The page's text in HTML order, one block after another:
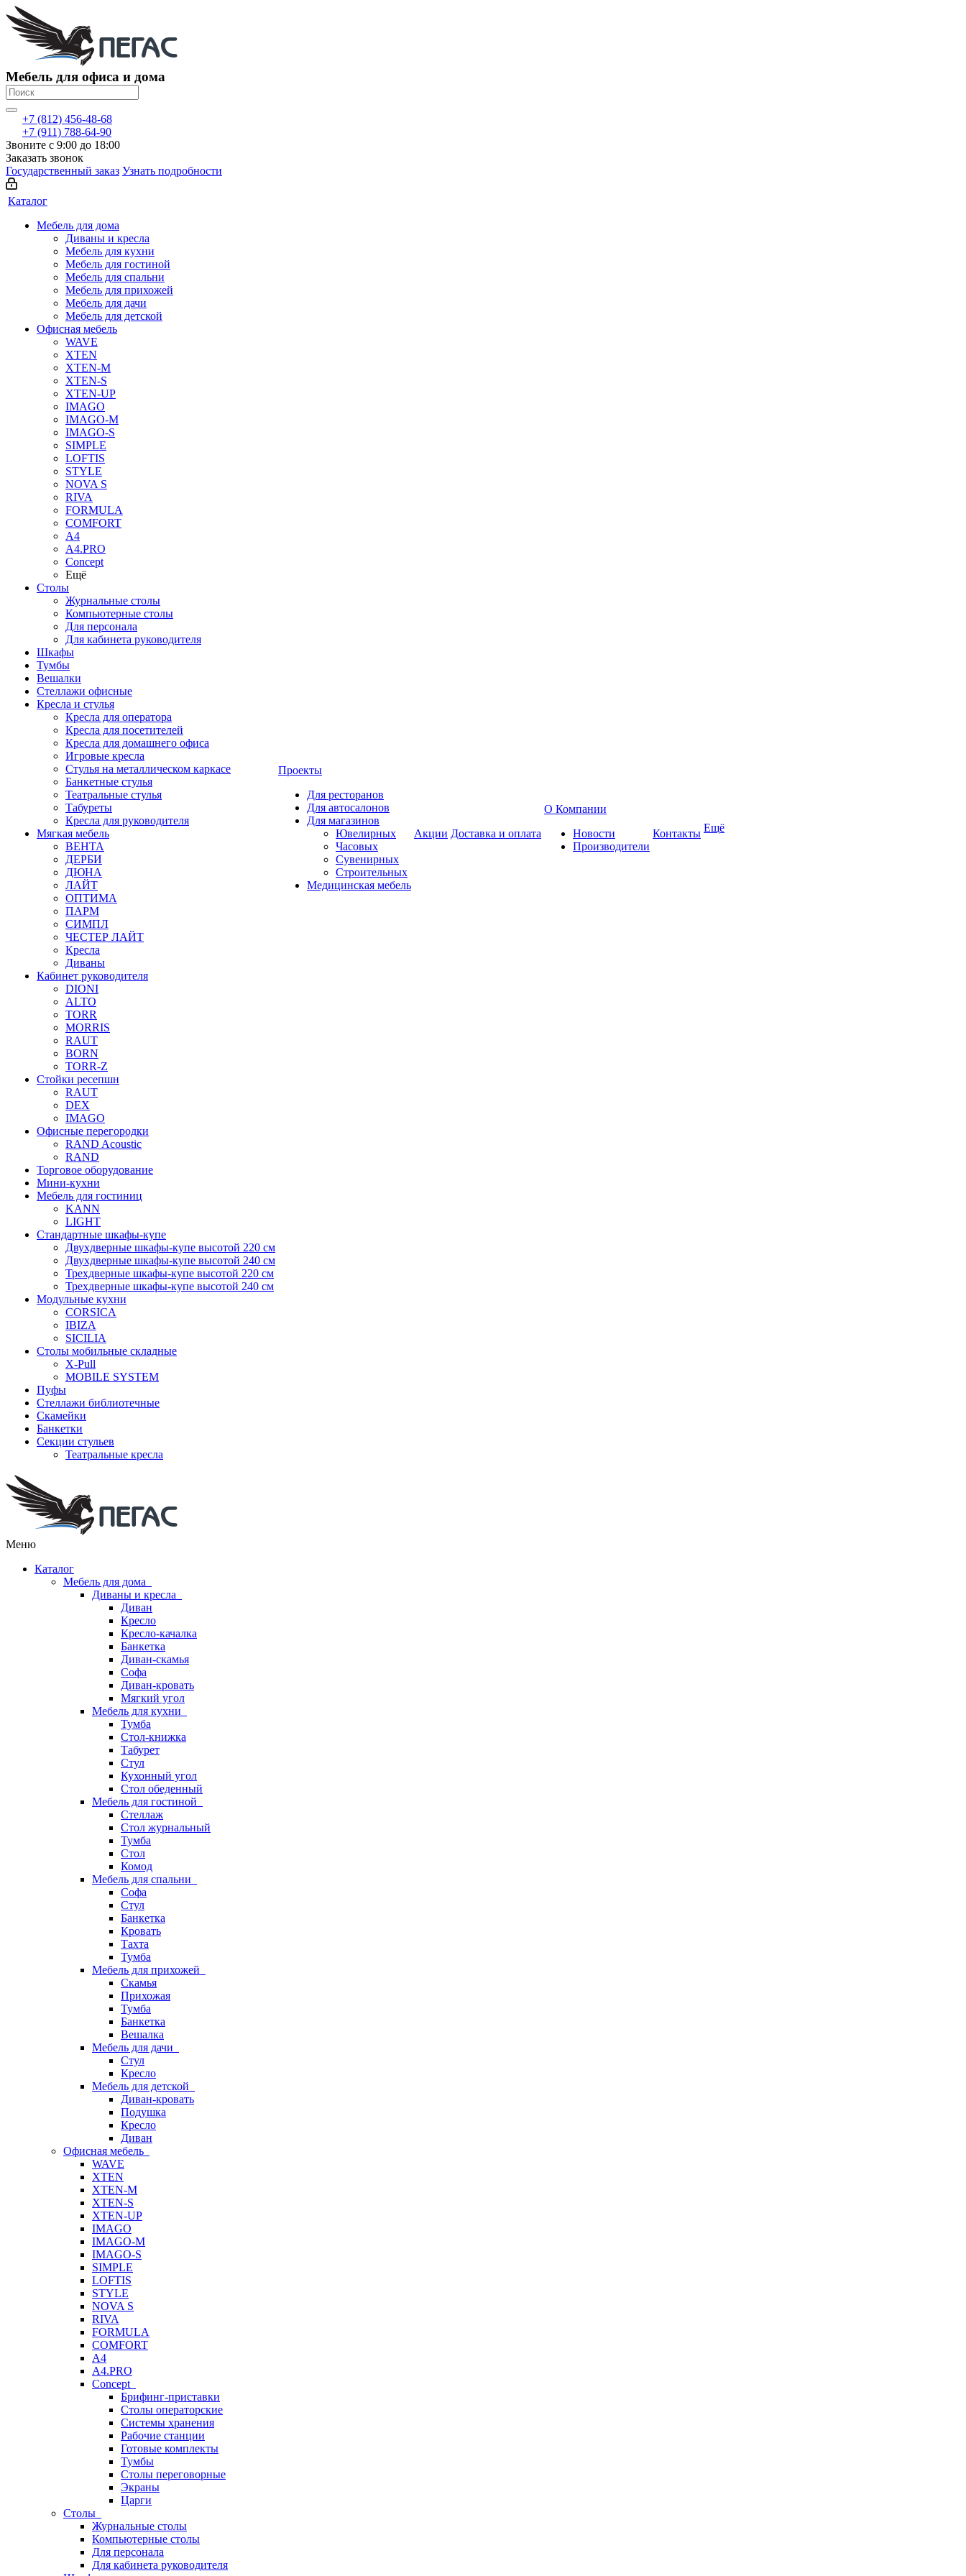
Мебель для офиса и дома
+7 (812) 456-48-68
+7 (911) 788-64-90
Звоните с 9:00 до 18:00
Заказать звонок
Государственный заказ Узнать подробности
Каталог
Мебель для дома
Диваны и кресла
Мебель для кухни
Мебель для гостиной
Мебель для спальни
Мебель для прихожей
Мебель для дачи
Мебель для детской
Офисная мебель
WAVE
XTEN
XTEN-M
XTEN-S
XTEN-UP
IMAGO
IMAGO-M
IMAGO-S
SIMPLE
LOFTIS
STYLE
NOVA S
RIVA
FORMULA
COMFORT
A4
A4.PRO
Concept
Ещё
Столы
Журнальные столы
Компьютерные столы
Для персонала
Для кабинета руководителя
Шкафы
Тумбы
Вешалки
Стеллажи офисные
Кресла и стулья
Кресла для оператора
Кресла для посетителей
Кресла для домашнего офиса
Игровые кресла
Стулья на металлическом каркасе
Банкетные стулья
Театральные стулья
Табуреты
Кресла для руководителя
Мягкая мебель
ВЕНТА
ДЕРБИ
ДЮНА
ЛАЙТ
ОПТИМА
ПАРМ
СИМПЛ
ЧЕСТЕР ЛАЙТ
Кресла
Диваны
Кабинет руководителя
DIONI
ALTO
TORR
MORRIS
RAUT
BORN
TORR-Z
Стойки ресепшн
RAUT
DEX
IMAGO
Офисные перегородки
RAND Acoustic
RAND
Торговое оборудование
Мини-кухни
Мебель для гостиниц
KANN
LIGHT
Стандартные шкафы-купе
Двухдверные шкафы-купе высотой 220 см
Двухдверные шкафы-купе высотой 240 см
Трехдверные шкафы-купе высотой 220 см
Трехдверные шкафы-купе высотой 240 см
Модульные кухни
CORSICA
IBIZA
SICILIA
Столы мобильные складные
X-Pull
MOBILE SYSTEM
Пуфы
Стеллажи библиотечные
Скамейки
Банкетки
Секции стульев
Театральные кресла
Проекты
Для ресторанов
Для автосалонов
Для магазинов
Ювелирных
Часовых
Сувенирных
Строительных
Медицинская мебель
Акции Доставка и оплата
О Компании
Новости
Производители
Контакты Ещё
Меню
Каталог
Мебель для дома
Диваны и кресла
Диван
Кресло
Кресло-качалка
Банкетка
Диван-скамья
Софа
Диван-кровать
Мягкий угол
Мебель для кухни
Тумба
Стол-книжка
Табурет
Стул
Кухонный угол
Стол обеденный
Мебель для гостиной
Стеллаж
Стол журнальный
Тумба
Стол
Комод
Мебель для спальни
Софа
Стул
Банкетка
Кровать
Тахта
Тумба
Мебель для прихожей
Скамья
Прихожая
Тумба
Банкетка
Вешалка
Мебель для дачи
Стул
Кресло
Мебель для детской
Диван-кровать
Подушка
Кресло
Диван
Офисная мебель
WAVE
XTEN
XTEN-M
XTEN-S
XTEN-UP
IMAGO
IMAGO-M
IMAGO-S
SIMPLE
LOFTIS
STYLE
NOVA S
RIVA
FORMULA
COMFORT
A4
A4.PRO
Concept
Брифинг-приставки
Столы операторские
Системы хранения
Рабочие станции
Готовые комплекты
Тумбы
Столы переговорные
Экраны
Царги
Столы
Журнальные столы
Компьютерные столы
Для персонала
Для кабинета руководителя